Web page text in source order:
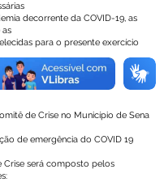
decorrente da COVID-19, as
as
para o presente exercício
no Município.
de Crise no Município de Sena
de emergência do COVID 19
Crise será composto pelos